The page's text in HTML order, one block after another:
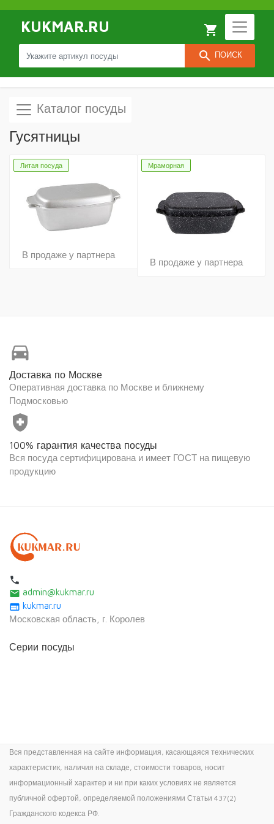
KUKMAR.RU
search ПОИСК
local_grocery_store
Каталог посуды
Гусятницы
Литая посуда
В продаже у партнера
Мраморная
В продаже у партнера
directions_car
Доставка по Москве
Оперативная доставка по Москве и ближнему
Подмосковью
health_and_safety
100% гарантия качества посуды
Вся посуда сертифицирована и имеет ГОСТ на пищевую
продукцию
local_phone
email admin@kukmar.ru
web kukmar.ru
Московская область, г. Королев
Серии посуды
Вся представленная на сайте информация, касающаяся технических
характеристик, наличия на складе, стоимости товаров, носит
информационный характер и ни при каких условиях не является
публичной офертой, определяемой положениями Статьи 437(2)
Гражданского кодекса РФ.